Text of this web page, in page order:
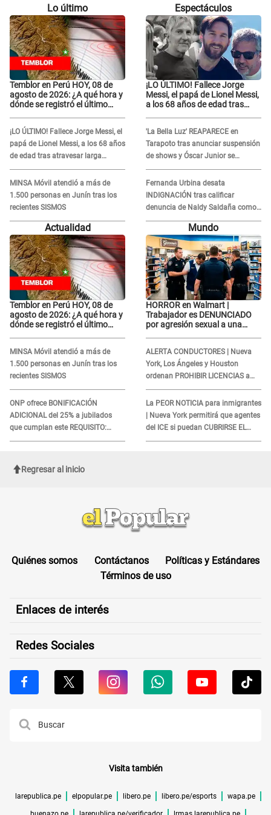
Lo último
Temblor en Perú HOY, 08 de
agosto de 2026: ¿A qué hora y
dónde se registró el último
¡LO ÚLTIMO! Fallece Jorge Messi, el
papá de Lionel Messi, a los 68 años
de edad tras atravesar larga
enfermedad
MINSA Móvil atendió a más de
1.500 personas en Junín tras los
recientes SISMOS
Espectáculos
¡LO ÚLTIMO! Fallece Jorge
Messi, el papá de Lionel Messi,
a los 68 años de edad tras
'La Bella Luz' REAPARECE en
Tarapoto tras anunciar suspensión
de shows y Óscar Junior se
JUSTIFICA: "Por un error no vamos
a pagar todos"
Fernanda Urbina desata
INDIGNACIÓN tras calificar
denuncia de Naldy Saldaña como
'acto bochornoso': "No es justo
atacar a otra mujer"
Actualidad
Temblor en Perú HOY, 08 de
agosto de 2026: ¿A qué hora y
dónde se registró el último
MINSA Móvil atendió a más de
1.500 personas en Junín tras los
recientes SISMOS
ONP ofrece BONIFICACIÓN
ADICIONAL del 25% a jubilados
que cumplan este REQUISITO:
revisa si accedes aquí
Mundo
HORROR en Walmart |
Trabajador es DENUNCIADO
por agresión sexual a una
ALERTA CONDUCTORES | Nueva
York, Los Ángeles y Houston
ordenan PROHIBIR LICENCIAS a
quienes no presenten ESTE
DOCUMENTO
La PEOR NOTICIA para inmigrantes
| Nueva York permitirá que agentes
del ICE si puedan CUBRIRSE EL
ROSTRO
Regresar al inicio
Quiénes somos Contáctanos
Políticas y Estándares
Términos de uso
Enlaces de interés
Redes Sociales
Visita también
larepublica.pe elpopular.pe libero.pe libero.pe/esports wapa.pe